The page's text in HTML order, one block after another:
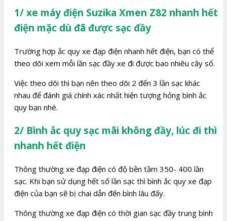
1/ xe máy điện Suzika Xmen Z82 nhanh hết
điện mặc dù đã được sạc đầy
Trường hợp ắc quy xe đạp điện nhanh hết điện, bạn có thể
theo dõi xem mỗi lần sạc đầy xe đi được bao nhiêu cây số.
Việc theo dõi thì bạn nên theo dõi 2 đến 3 lần sạc khác
nhau để đánh giá chính xác nhất hiện tượng hỏng bình ắc
quy bạn nhé.
2/ Bình ắc quy sạc mãi không đầy, lúc đi thì
nhanh hết điện
Thông thường xe đạp điện có độ bền tầm 350- 400 lần
sạc. Khi bạn sử dụng hết số lần sạc thì bình ắc quy xe đạp
điện của bạn sẽ bị chai dẫn đến bình lâu đấy.
Thông thường xe đạp điện có thời gian sạc đầy trung bình